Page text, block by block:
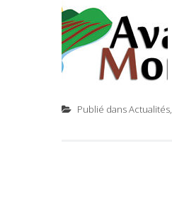
Publié dansActualités,